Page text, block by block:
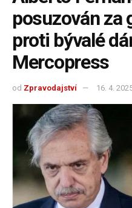
posuzován za
proti bývalé
Mercopress
od Zpravodajství 16. 4.